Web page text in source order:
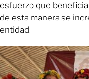
esfuerzo que
de esta manera se
entidad.